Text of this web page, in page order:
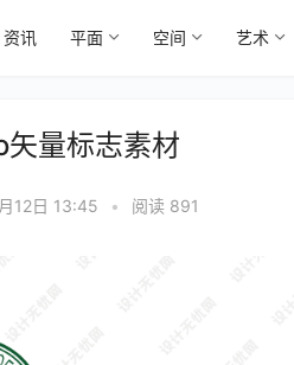
资讯 平面 空间 艺术
量标志素材
12日 13:45 • 阅读 891